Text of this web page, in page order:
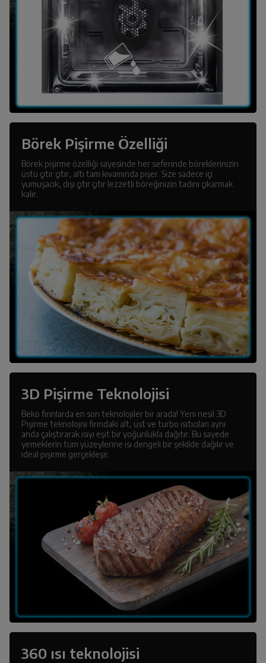
Börek Pişirme Özelliği
Börek pişirme özelliği sayesinde her seferinde böreklerinizin
üstü çıtır çıtır, altı tam kıvamında pişer. Size sadece içi
yumuşacık, dışı çıtır çıtır lezzetli böreğinizin tadını çıkarmak
kalır.
3D Pişirme Teknolojisi
Beko fırınlarda en son teknolojiler bir arada! Yeni nesil 3D
Pişirme teknolojisi fırındaki alt, üst ve turbo ısıtıcıları aynı
anda çalıştırarak ısıyı eşit bir yoğunlukla dağıtır. Bu sayede
yemeklerin tüm yüzeylerine ısı dengeli bir şekilde dağılır ve
ideal pişirme gerçekleşir.
360 ısı teknolojisi